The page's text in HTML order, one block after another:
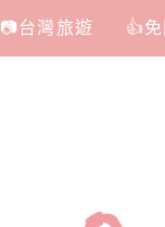
📷台灣旅遊 👍